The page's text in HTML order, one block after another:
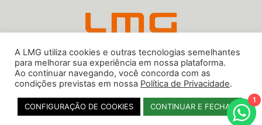
Copyright 2026 © LMG. Todos os direitos reservados. Proibido gravar ou
utilizar o material desde evento sem prévia autorização.
A LMG utiliza cookies e outras tecnologias semelhantes
para melhorar sua experiência em nossa plataforma.
Ao continuar navegando, você concorda com as
condições previstas em nossa Política de Privacidade.
CONFIGURAÇÃO DE COOKIES CONTINUAR E FECHAR
1